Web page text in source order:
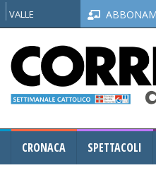
VALLE
CRONACA SPETTACOLI